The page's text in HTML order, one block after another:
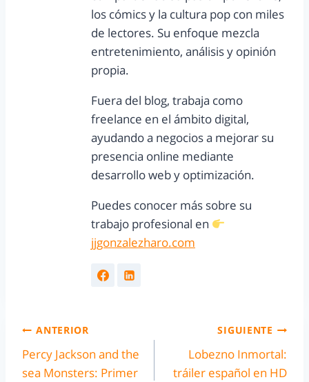
los cómics y la cultura pop con miles
de lectores. Su enfoque mezcla
entretenimiento, análisis y opinión
propia.
Fuera del blog, trabaja como
freelance en el ámbito digital,
ayudando a negocios a mejorar su
presencia online mediante
desarrollo web y optimización.
Puedes conocer más sobre su
trabajo profesional en
jjgonzalezharo.com
ANTERIOR
Percy Jackson and the
sea Monsters: Primer
SIGUIENTE
Lobezno Inmortal:
tráiler español en HD